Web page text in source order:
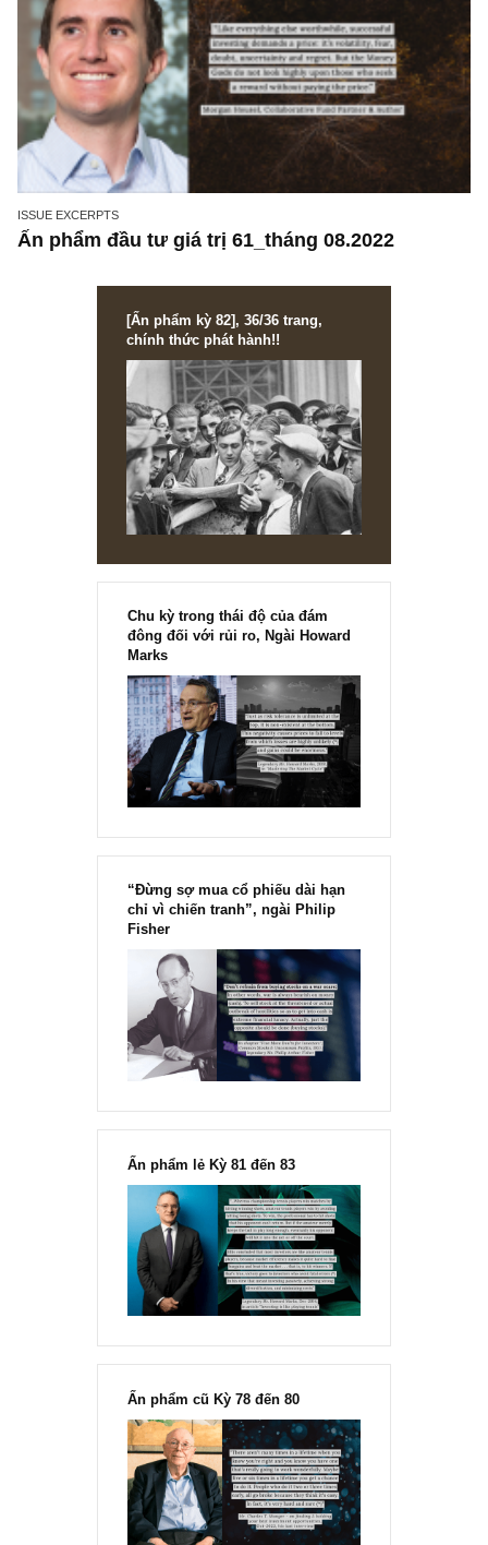
ISSUE EXCERPTS
Ấn phẩm đầu tư giá trị 61_tháng 08.2022
[Ấn phẩm kỳ 82], 36/36 trang,
chính thức phát hành!!
Chu kỳ trong thái độ của đám
đông đối với rủi ro, Ngài Howard
chỉ vì chiến tranh”, ngài Philip
Fisher
Ấn phẩm lẻ Kỳ 81 đến 83